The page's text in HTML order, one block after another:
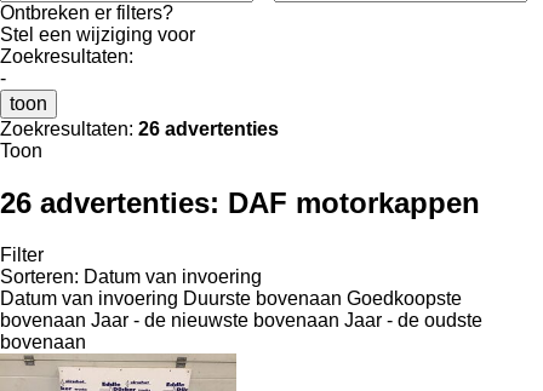
Ontbreken er filters?
Stel een wijziging voor
Zoekresultaten:
-
toon
Zoekresultaten: 26 advertenties
Toon
26 advertenties: DAF motorkappen
Filter
Sorteren: Datum van invoering
Datum van invoering Duurste bovenaan Goedkoopste
bovenaan Jaar - de nieuwste bovenaan Jaar - de oudste
bovenaan